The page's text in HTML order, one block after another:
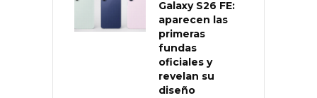
Galaxy S26 FE:
aparecen las
primeras
fundas
oficiales y
revelan su
diseño